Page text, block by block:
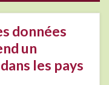
données
un
les pays